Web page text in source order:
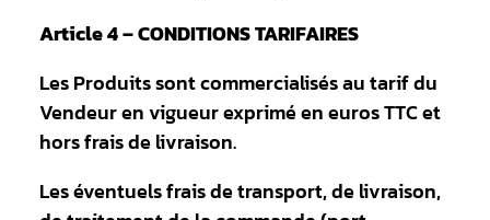
Article 4 – CONDITIONS TARIFAIRES
Les Produits sont commercialisés au tarif du
Vendeur en vigueur exprimé en euros TTC et
hors frais de livraison.
Les éventuels frais de transport, de livraison,